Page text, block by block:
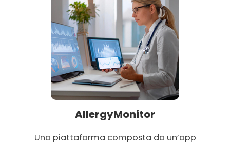
AllergyMonitor
Una piattaforma composta da un’app